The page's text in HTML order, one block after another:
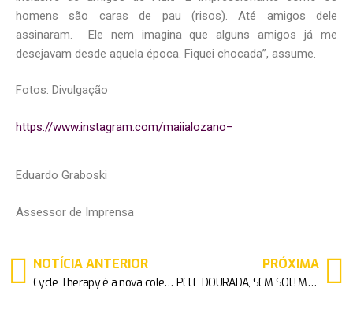
homens são caras de pau (risos). Até amigos dele
assinaram. Ele nem imagina que alguns amigos já me
desejavam desde aquela época. Fiquei chocada”, assume.
Fotos: Divulgação
https://www.instagram.com/maiialozano–
Eduardo Graboski
Assessor de Imprensa
NOTÍCIA ANTERIOR
Cycle Therapy é a nova coleção de roupas da Velocity
PRÓXIMA
PELE DOURADA, SEM SOL! MANTECORP SKINCARE LANÇA EPISOL GOLD ÁGUA AUTOBRONZEADORA